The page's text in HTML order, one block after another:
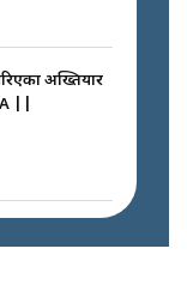
Directly to
||
||
अख्तियार
||